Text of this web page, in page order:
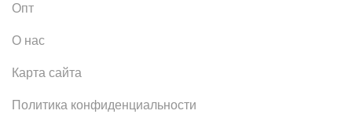
Опт
О нас
Карта сайта
Политика конфиденциальности